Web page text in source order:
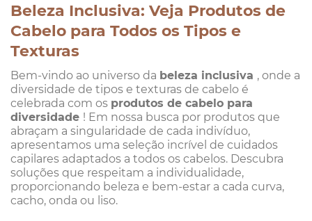
Beleza Inclusiva: Veja Produtos de
Cabelo para Todos os Tipos e
Texturas
Bem-vindo ao universo da beleza inclusiva , onde a
diversidade de tipos e texturas de cabelo é
celebrada com os produtos de cabelo para
diversidade ! Em nossa busca por produtos que
abraçam a singularidade de cada indivíduo,
apresentamos uma seleção incrível de cuidados
capilares adaptados a todos os cabelos. Descubra
soluções que respeitam a individualidade,
proporcionando beleza e bem-estar a cada curva,
cacho, onda ou liso.